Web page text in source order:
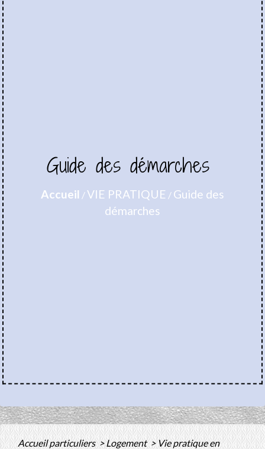
Guide des démarches
Accueil /VIE PRATIQUE / Guide des
démarches
Accueil particuliers>Logement>Vie pratique en